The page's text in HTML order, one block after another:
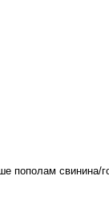
пополам свинина/